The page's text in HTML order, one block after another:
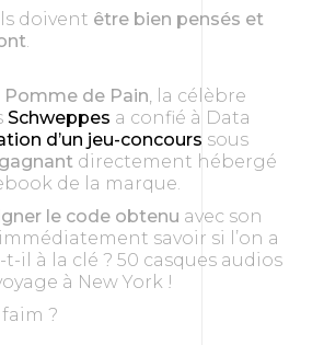
doivent être bien pensés et
.
Pomme de Pain, la célèbre
Schweppes a confié à Data
d’un jeu-concours sous
directement hébergé
de la marque.
le code obtenu avec son
savoir si l’on a
t-il à la clé ? 50 casques audios
à New York !
?